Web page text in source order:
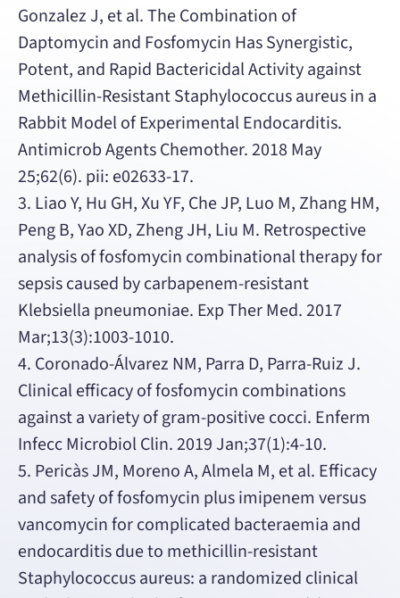
Gonzalez J, et al. The Combination of
Daptomycin and Fosfomycin Has Synergistic,
Potent, and Rapid Bactericidal Activity against
Methicillin-Resistant Staphylococcus aureus in a
Rabbit Model of Experimental Endocarditis.
Antimicrob Agents Chemother. 2018 May
25;62(6). pii: e02633-17.
3. Liao Y, Hu GH, Xu YF, Che JP, Luo M, Zhang HM,
Peng B, Yao XD, Zheng JH, Liu M. Retrospective
analysis of fosfomycin combinational therapy for
sepsis caused by carbapenem-resistant
Klebsiella pneumoniae. Exp Ther Med. 2017
Mar;13(3):1003-1010.
4. Coronado-Álvarez NM, Parra D, Parra-Ruiz J.
Clinical efficacy of fosfomycin combinations
against a variety of gram-positive cocci. Enferm
Infecc Microbiol Clin. 2019 Jan;37(1):4-10.
5. Pericàs JM, Moreno A, Almela M, et al. Efficacy
and safety of fosfomycin plus imipenem versus
vancomycin for complicated bacteraemia and
endocarditis due to methicillin-resistant
Staphylococcus aureus: a randomized clinical